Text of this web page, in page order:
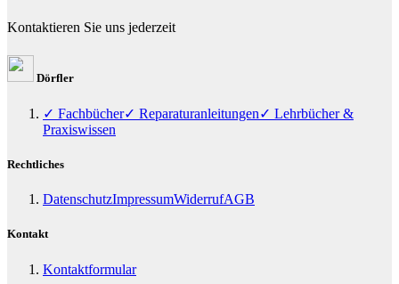
Kontaktieren Sie uns jederzeit
Dörfler
✓ Fachbücher✓ Reparaturanleitungen✓ Lehrbücher &
Praxiswissen
Rechtliches
DatenschutzImpressumWiderrufAGB
Kontakt
Kontaktformular